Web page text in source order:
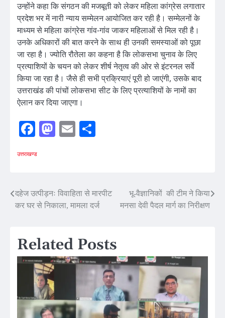
उन्होंने कहा कि संगठन की मजबूती को लेकर महिला कांग्रेस लगातार
प्रदेश भर में नारी न्याय सम्मेलन आयोजित कर रही है। सम्मेलनों के
माध्यम से महिला कांग्रेस गांव-गांव जाकर महिलाओं से मिल रही है।
उनके अधिकारों की बात करने के साथ ही उनकी समस्याओं को पूछा
जा रहा है। ज्योति रौतेला का कहना है कि लोकसभा चुनाव के लिए
प्रत्याशियों के चयन को लेकर शीर्ष नेतृत्व की ओर से इंटरनल सर्वे
किया जा रहा है। जैसे ही सभी प्रक्रियाएं पूरी हो जाएंगी, उसके बाद
उत्तराखंड की पांचों लोकसभा सीट के लिए प्रत्याशियों के नामों का
ऐलान कर दिया जाएगा।
Facebook
Mastodon
Email
उत्तराखण्ड
Post
navigation
दहेज उत्पीड़नः विवाहिता से मारपीट
कर घर से निकाला, मामला दर्ज
भू-वैज्ञानिकों की टीम ने किया
मनसा देवी पैदल मार्ग का निरीक्षण
Related Posts